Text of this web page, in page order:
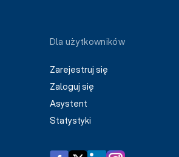
Dla użytkowników
Zarejestruj się
Zaloguj się
Asystent
Statystyki